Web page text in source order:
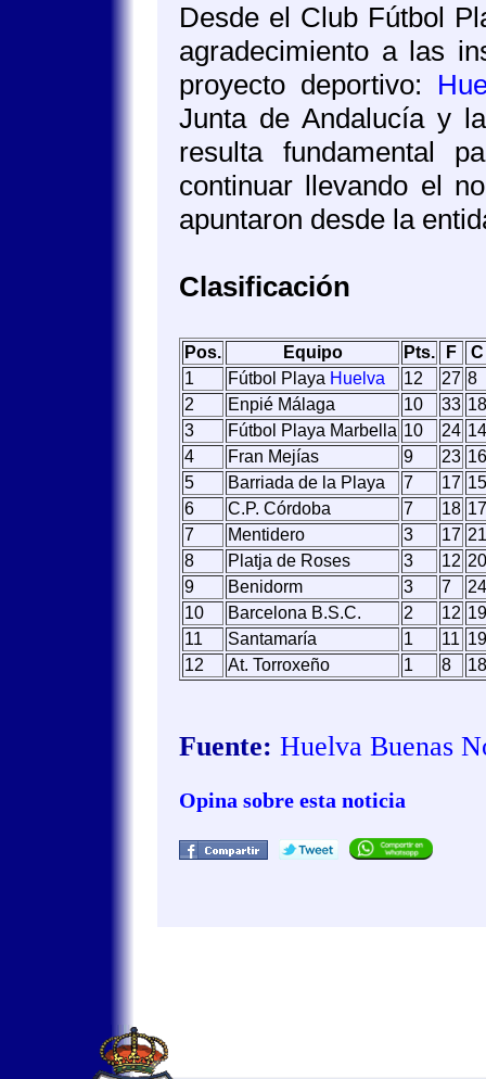
Desde el Club Fútbol
agradecimiento a las
proyecto deportivo:
Junta de Andalucía y
resulta fundamental
continuar llevando el
apuntaron desde la
Clasificación
Pos. Equipo Pts. F
C
1
Fútbol Playa Huelva 12 27 8
2
Enpié Málaga 10 33 18
3
Fútbol Playa Marbella 10 24 14
4
Fran Mejías 9 23 16
5
Barriada de la Playa 7 17 15
6
C.P. Córdoba 7 18 17
7
Mentidero 3 17 21
8
Platja de Roses 3 12 20
9
Benidorm 3 7
24
10
Barcelona B.S.C. 2 12 19
11
Santamaría 1 11 19
12
At. Torroxeño 1 8 18
Fuente: Huelva Buenas
Opina sobre esta noticia